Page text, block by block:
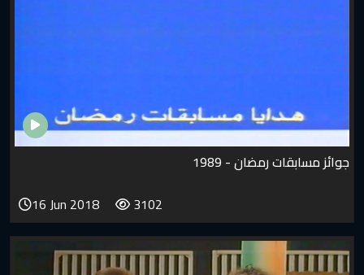
جوائز مسابقات رمضان - 1989
3102
16 Jun 2018